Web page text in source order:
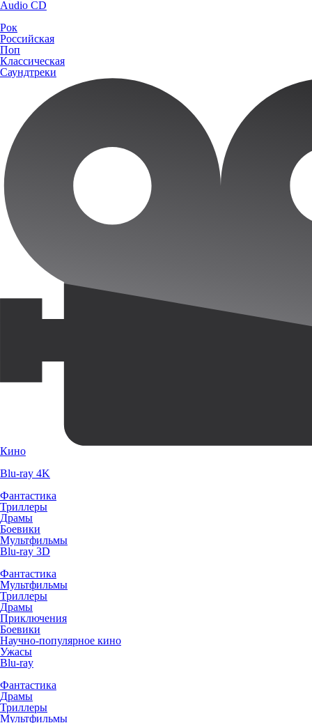
Audio CD
Рок
Российская
Поп
Классическая
Саундтреки
Кино
Blu-ray 4K
Фантастика
Триллеры
Драмы
Боевики
Мультфильмы
Blu-ray 3D
Фантастика
Мультфильмы
Триллеры
Драмы
Приключения
Боевики
Научно-популярное кино
Ужасы
Blu-ray
Фантастика
Драмы
Триллеры
Мультфильмы